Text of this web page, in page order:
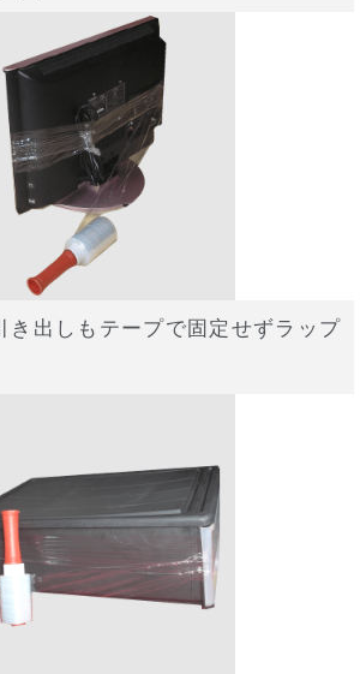
き出しもテープで固定せずラップ